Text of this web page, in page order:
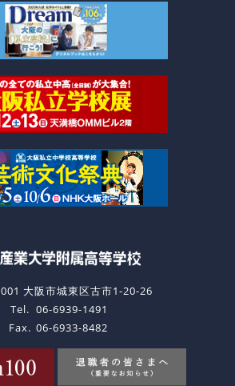
大阪市城東区古市1-20-26
Tel. 06-6939-1491
Fax. 06-6933-8482